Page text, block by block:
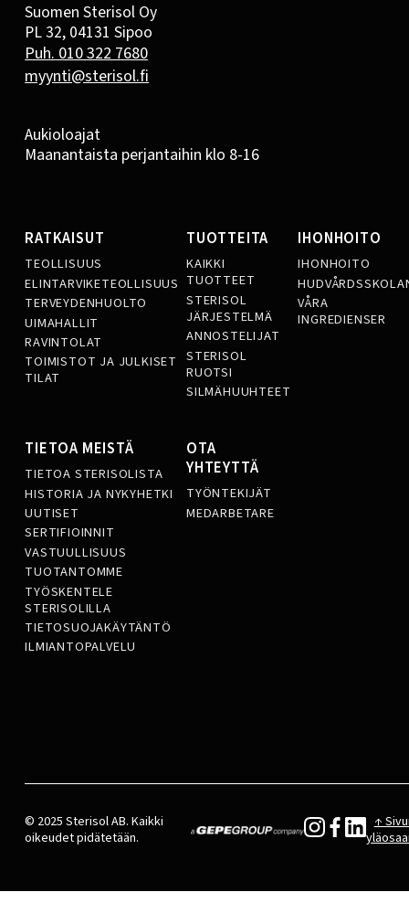
Suomen Sterisol Oy
PL 32, 04131 Sipoo
Puh. 010 322 7680
myynti@sterisol.fi
Aukioloajat
Maanantaista perjantaihin klo 8-16
RATKAISUT
TEOLLISUUS
ELINTARVIKETEOLLISUUS
TERVEYDENHUOLTO
UIMAHALLIT
RAVINTOLAT
TOIMISTOT JA JULKISET
TILAT
TUOTTEITA
KAIKKI
TUOTTEET
STERISOL
JÄRJESTELMÄ
ANNOSTELIJAT
STERISOL
RUOTSI
SILMÄHUUHTEET
IHONHOITO
IHONHOITO
VÅRA
INGREDIENSER
TIETOA MEISTÄ
TIETOA STERISOLISTA
HISTORIA JA NYKYHETKI
UUTISET
SERTIFIOINNIT
VASTUULLISUUS
TUOTANTOMME
TYÖSKENTELE
STERISOLILLA
TIETOSUOJAKÄYTÄNTÖ
ILMIANTOPALVELU
OTA
YHTEYTTÄ
TYÖNTEKIJÄT
MEDARBETARE
© 2025 Sterisol AB. Kaikki
oikeudet pidätetään.
↑